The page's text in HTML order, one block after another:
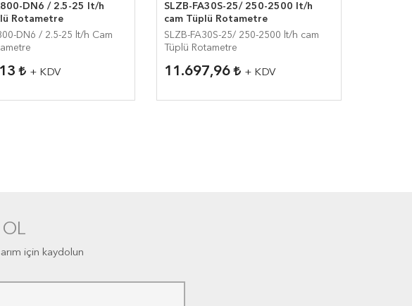
DN6 / 2.5-25 lt/h
Rotametre
DN6 / 2.5-25 lt/h Cam
+ KDV
SLZB-FA30S-25/ 250-2500 lt/h
cam Tüplü Rotametre
SLZB-FA30S-25/ 250-2500 lt/h cam
Tüplü Rotametre
11.697,96 + KDV
için kaydolun